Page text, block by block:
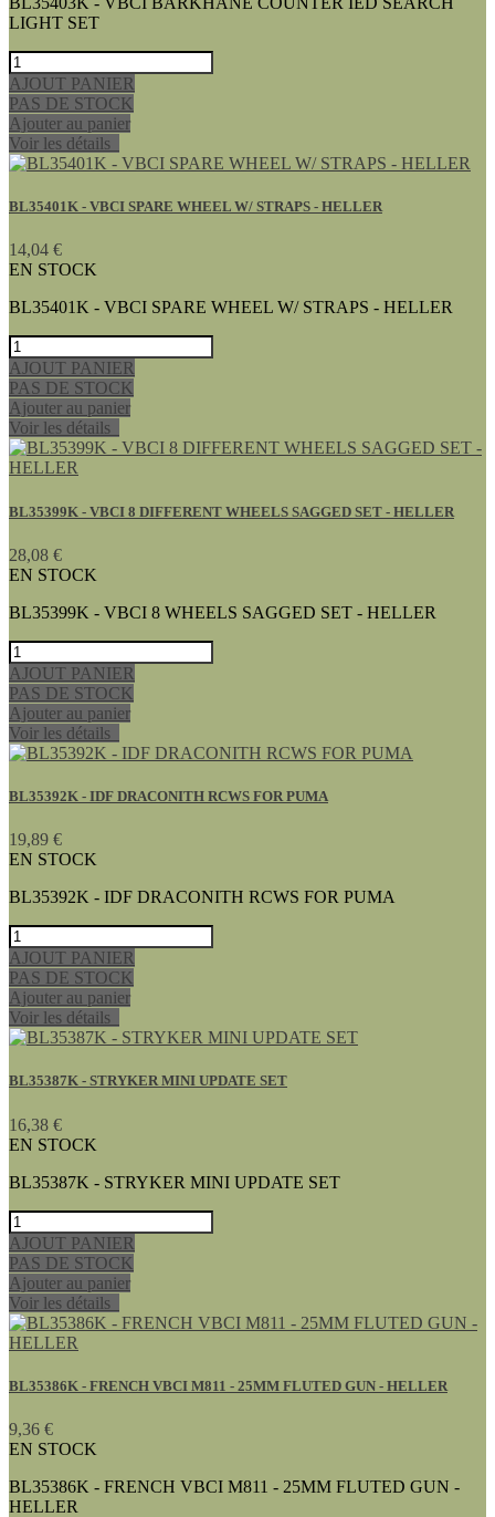
LIGHT SET
AJOUT PANIER
PAS DE STOCK
Ajouter au panier
Voir les détails
BL35401K - VBCI SPARE WHEEL W/ STRAPS - HELLER
14,04 €
EN STOCK
BL35401K - VBCI SPARE WHEEL W/ STRAPS - HELLER
AJOUT PANIER
PAS DE STOCK
Ajouter au panier
Voir les détails
BL35399K - VBCI 8 DIFFERENT WHEELS SAGGED SET - HELLER
28,08 €
EN STOCK
BL35399K - VBCI 8 WHEELS SAGGED SET - HELLER
AJOUT PANIER
PAS DE STOCK
Ajouter au panier
Voir les détails
BL35392K - IDF DRACONITH RCWS FOR PUMA
19,89 €
EN STOCK
BL35392K - IDF DRACONITH RCWS FOR PUMA
AJOUT PANIER
PAS DE STOCK
Ajouter au panier
Voir les détails
BL35387K - STRYKER MINI UPDATE SET
16,38 €
EN STOCK
BL35387K - STRYKER MINI UPDATE SET
AJOUT PANIER
PAS DE STOCK
Ajouter au panier
Voir les détails
BL35386K - FRENCH VBCI M811 - 25MM FLUTED GUN - HELLER
9,36 €
EN STOCK
BL35386K - FRENCH VBCI M811 - 25MM FLUTED GUN -
HELLER